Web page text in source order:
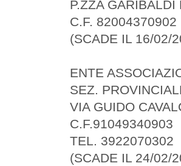
P.ZZA GARIBALDI
C.F. 82004370902
(SCADE IL 16/02/
ENTE
SEZ.
VIA GUIDO
C.F.91049340903
TEL. 3922070302
(SCADE IL 24/02/